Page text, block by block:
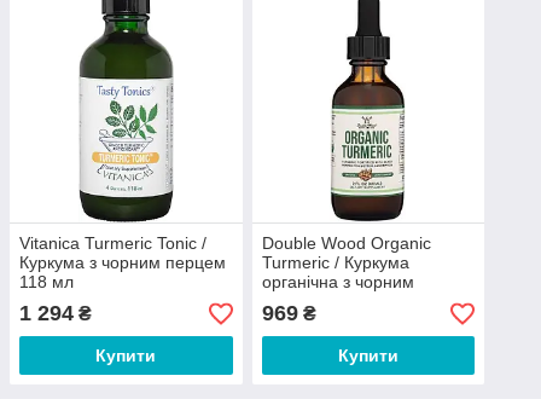
Vitanica Turmeric Tonic /
Куркума з чорним перцем
118 мл
1 294 ₴
Купити
Double Wood Organic
Turmeric / Куркума
органічна з чорним
перцем без алкоголю 60
мл
969₴
Купити